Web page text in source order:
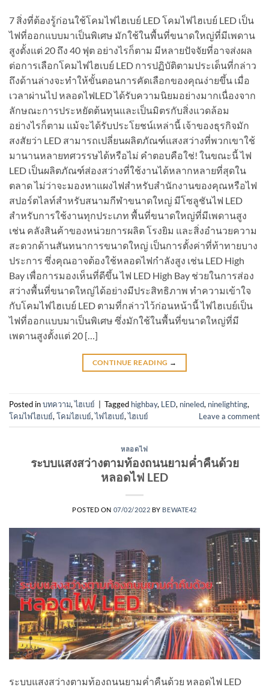
7 สิ่งที่ต้องรู้ก่อนใช้โคมไฟไฮเบย์ LED โคมไฟไฮเบย์ LED เป็น
ไฟที่ออกแบบมาเป็นพิเศษ มักใช้ในพื้นที่ขนาดใหญ่ที่มีเพดาน
สูงตั้งแต่ 20 ถึง 40 ฟุต อย่างไรก็ตาม มีหลายปัจจัยที่อาจส่งผล
ต่อการเลือกโคมไฟไฮเบย์ LED การปฏิบัติตามประเด็นที่กล่าว
ถึงด้านล่างจะทำให้ขั้นตอนการคัดเลือกของคุณง่ายขึ้น เมื่อ
เวลาผ่านไป หลอดไฟLED ได้รับความนิยมอย่างมากเนื่องจาก
ลักษณะการประหยัดต้นทุนและเป็นมิตรกับสิ่งแวดล้อม
อย่างไรก็ตาม แม้จะได้รับประโยชน์เหล่านี้ เจ้าของธุรกิจมัก
สงสัยว่า LED สามารถเปลี่ยนผลิตภัณฑ์แสงสว่างที่พวกเขาใช้
มานานหลายทศวรรษได้หรือไม่ คำตอบคือใช่! ในขณะนี้ ไฟ
LED เป็นผลิตภัณฑ์ส่องสว่างที่ใช้งานได้หลากหลายที่สุดใน
ตลาด ไม่ว่าจะมองหาแผงไฟสำหรับสำนักงานของคุณหรือไฟ
สปอร์ตไลท์สำหรับสนามกีฬาขนาดใหญ่ มีโซลูชันไฟ LED
สำหรับการใช้งานทุกประเภท พื้นที่ขนาดใหญ่ที่มีเพดานสูง
เช่น คลังสินค้าของหน่วยการผลิต โรงยิม และสิ่งอำนวยความ
สะดวกด้านสันทนาการขนาดใหญ่ เป็นการตั้งค่าที่ท้าทายบาง
ประการ ซึ่งคุณอาจต้องใช้หลอดไฟกำลังสูง เช่น LED High
Bay เพื่อการมองเห็นที่ดีขึ้น ไฟ LED High Bay ช่วยในการส่อง
สว่างพื้นที่ขนาดใหญ่ได้อย่างมีประสิทธิภาพ ทำความเข้าใจ
กับโคมไฟไฮเบย์ LED ตามที่กล่าวไว้ก่อนหน้านี้ ไฟไฮเบย์เป็น
ไฟที่ออกแบบมาเป็นพิเศษ ซึ่งมักใช้ในพื้นที่ขนาดใหญ่ที่มี
เพดานสูงตั้งแต่ 20 […]
CONTINUE READING →
Posted inบทความ,ไฮเบย์ Tagged highbay, LED, nineled, ninelighting,
โคมไฟไฮเบย์, โคมไฮเบย์,ไฟไฮเบย์,ไฮเบย์ Leave a comment
หลอดไฟ
ระบบแสงสว่างตามท้องถนนยามค่ำคืนด้วย
หลอดไฟ LED
POSTED ON 07/02/2022 BY BEWATE42
ระบบแสงสว่างตามท้องถนนยามค่ำคืนด้วย หลอดไฟ LED